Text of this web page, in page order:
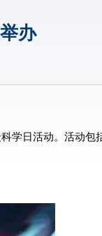
办
学日活动。活动包